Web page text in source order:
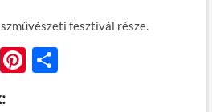
fesztivál része.
Pi O